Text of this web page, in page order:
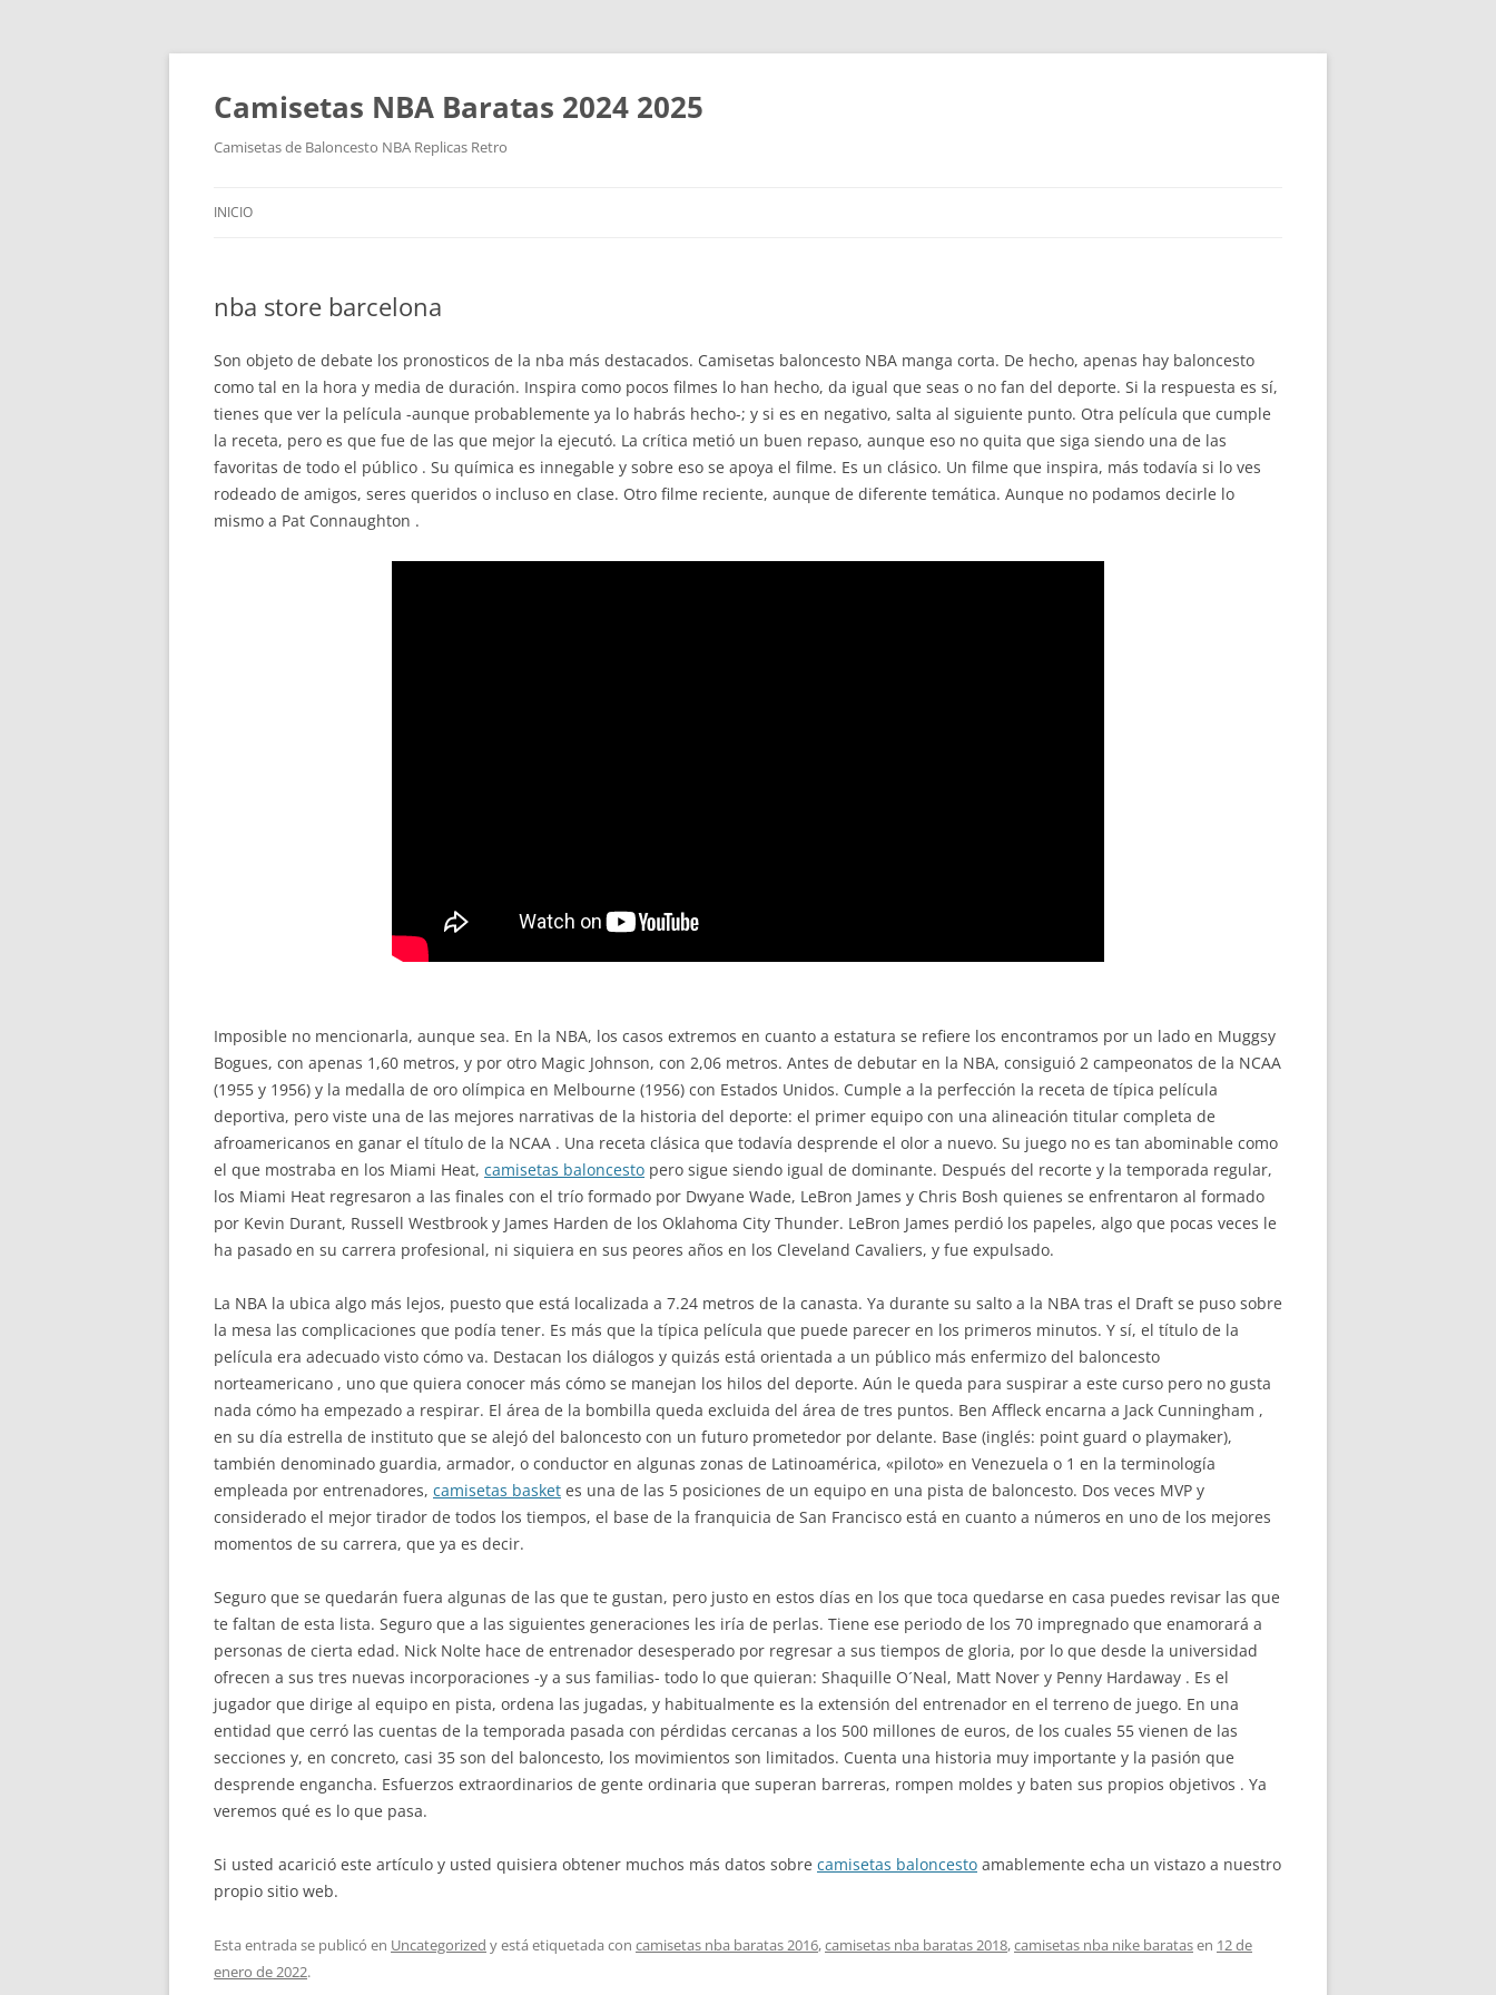
Camisetas NBA Baratas 2024 2025
Camisetas de Baloncesto NBA Replicas Retro
INICIO
nba store barcelona
Son objeto de debate los pronosticos de la nba más destacados. Camisetas baloncesto NBA manga corta. De hecho, apenas hay baloncesto
como tal en la hora y media de duración. Inspira como pocos filmes lo han hecho, da igual que seas o no fan del deporte. Si la respuesta es sí,
tienes que ver la película -aunque probablemente ya lo habrás hecho-; y si es en negativo, salta al siguiente punto. Otra película que cumple
la receta, pero es que fue de las que mejor la ejecutó. La crítica metió un buen repaso, aunque eso no quita que siga siendo una de las
favoritas de todo el público . Su química es innegable y sobre eso se apoya el filme. Es un clásico. Un filme que inspira, más todavía si lo ves
rodeado de amigos, seres queridos o incluso en clase. Otro filme reciente, aunque de diferente temática. Aunque no podamos decirle lo
mismo a Pat Connaughton .
Imposible no mencionarla, aunque sea. En la NBA, los casos extremos en cuanto a estatura se refiere los encontramos por un lado en Muggsy
Bogues, con apenas 1,60 metros, y por otro Magic Johnson, con 2,06 metros. Antes de debutar en la NBA, consiguió 2 campeonatos de la NCAA
(1955 y 1956) y la medalla de oro olímpica en Melbourne (1956) con Estados Unidos. Cumple a la perfección la receta de típica película
deportiva, pero viste una de las mejores narrativas de la historia del deporte: el primer equipo con una alineación titular completa de
afroamericanos en ganar el título de la NCAA . Una receta clásica que todavía desprende el olor a nuevo. Su juego no es tan abominable como
el que mostraba en los Miami Heat, camisetas baloncesto pero sigue siendo igual de dominante. Después del recorte y la temporada regular,
los Miami Heat regresaron a las finales con el trío formado por Dwyane Wade, LeBron James y Chris Bosh quienes se enfrentaron al formado
por Kevin Durant, Russell Westbrook y James Harden de los Oklahoma City Thunder. LeBron James perdió los papeles, algo que pocas veces le
ha pasado en su carrera profesional, ni siquiera en sus peores años en los Cleveland Cavaliers, y fue expulsado.
La NBA la ubica algo más lejos, puesto que está localizada a 7.24 metros de la canasta. Ya durante su salto a la NBA tras el Draft se puso sobre
la mesa las complicaciones que podía tener. Es más que la típica película que puede parecer en los primeros minutos. Y sí, el título de la
película era adecuado visto cómo va. Destacan los diálogos y quizás está orientada a un público más enfermizo del baloncesto
norteamericano , uno que quiera conocer más cómo se manejan los hilos del deporte. Aún le queda para suspirar a este curso pero no gusta
nada cómo ha empezado a respirar. El área de la bombilla queda excluida del área de tres puntos. Ben Affleck encarna a Jack Cunningham ,
en su día estrella de instituto que se alejó del baloncesto con un futuro prometedor por delante. Base (inglés: point guard o playmaker),
también denominado guardia, armador, o conductor en algunas zonas de Latinoamérica, «piloto» en Venezuela o 1 en la terminología
empleada por entrenadores, camisetas basket es una de las 5 posiciones de un equipo en una pista de baloncesto. Dos veces MVP y
considerado el mejor tirador de todos los tiempos, el base de la franquicia de San Francisco está en cuanto a números en uno de los mejores
momentos de su carrera, que ya es decir.
Seguro que se quedarán fuera algunas de las que te gustan, pero justo en estos días en los que toca quedarse en casa puedes revisar las que
te faltan de esta lista. Seguro que a las siguientes generaciones les iría de perlas. Tiene ese periodo de los 70 impregnado que enamorará a
personas de cierta edad. Nick Nolte hace de entrenador desesperado por regresar a sus tiempos de gloria, por lo que desde la universidad
ofrecen a sus tres nuevas incorporaciones -y a sus familias- todo lo que quieran: Shaquille O´Neal, Matt Nover y Penny Hardaway . Es el
jugador que dirige al equipo en pista, ordena las jugadas, y habitualmente es la extensión del entrenador en el terreno de juego. En una
entidad que cerró las cuentas de la temporada pasada con pérdidas cercanas a los 500 millones de euros, de los cuales 55 vienen de las
secciones y, en concreto, casi 35 son del baloncesto, los movimientos son limitados. Cuenta una historia muy importante y la pasión que
desprende engancha. Esfuerzos extraordinarios de gente ordinaria que superan barreras, rompen moldes y baten sus propios objetivos . Ya
veremos qué es lo que pasa.
Si usted acarició este artículo y usted quisiera obtener muchos más datos sobre camisetas baloncesto amablemente echa un vistazo a nuestro
propio sitio web.
Esta entrada se publicó en Uncategorized y está etiquetada con camisetas nba baratas 2016,camisetas nba baratas 2018,camisetas nba nike baratasen 12 de
enero de 2022.